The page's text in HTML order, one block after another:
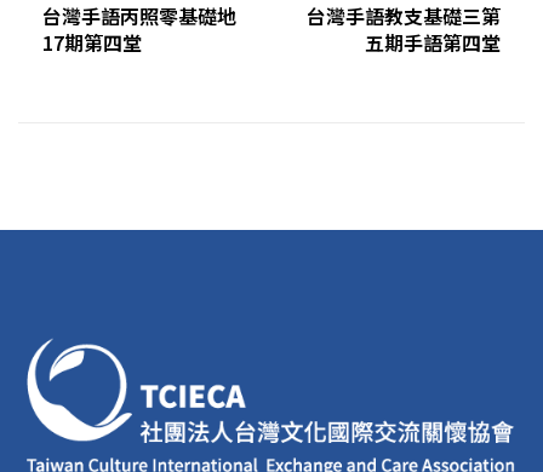
台灣手語丙照零基礎地
17期第四堂
台灣手語教支基礎三第
五期手語第四堂